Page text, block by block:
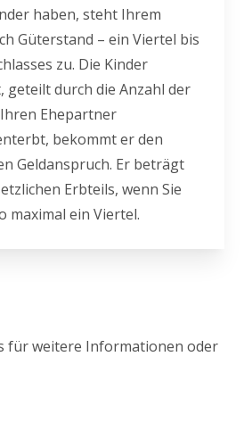
haben, steht Ihrem
Güterstand – ein Viertel bis
zu. Die Kinder
geteilt durch die Anzahl der
Ehepartner
bekommt er den
Geldanspruch. Er beträgt
Erbteils, wenn Sie
maximal ein Viertel.
für weitere Informationen oder